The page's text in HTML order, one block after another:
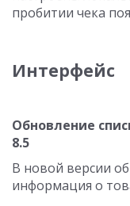
пробитии чека
Интерфейс
Обновление
8.5
В новой версии
информация о